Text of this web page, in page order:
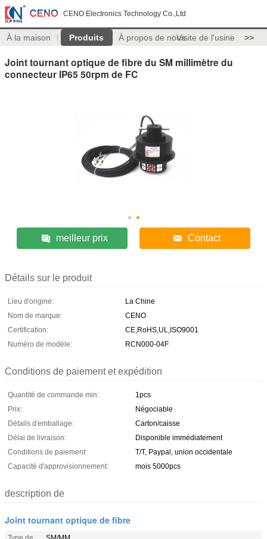
CENO Electronics Technology Co.,Ltd
À la maison Produits À propos de nousVisite de l'usine >>
Joint tournant optique de fibre du SM millimètre du
connecteur IP65 50rpm de FC
meilleur prix Contact
Détails sur le produit
Lieu d'origine:
La Chine
Nom de marque:
CENO
Certification:
CE,RoHS,UL,ISO9001
Numéro de modèle:
RCN000-04F
Conditions de paiement et expédition
Quantité de commande min:
1pcs
Prix:
Négociable
Détails d'emballage:
Carton/caisse
Délai de livraison:
Disponible immédiatement
Conditions de paiement:
T/T, Paypal, union occidentale
Capacité d'approvisionnement:
mois 5000pcs
description de
Joint tournant optique de fibre